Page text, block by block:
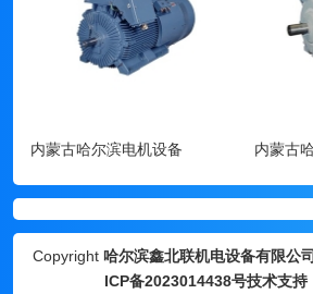
内蒙古哈尔滨电机设备 内蒙古
Copyright 哈尔滨鑫北联机电设备有限公司
ICP备2023014438号技术支持